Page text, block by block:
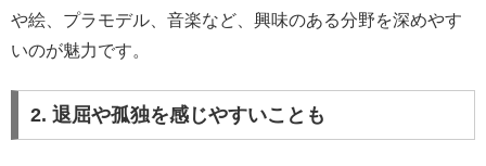
や絵、プラモデル、音楽など、興味のある分野を深めやす
いのが魅力です。
2. 退屈や孤独を感じやすいことも